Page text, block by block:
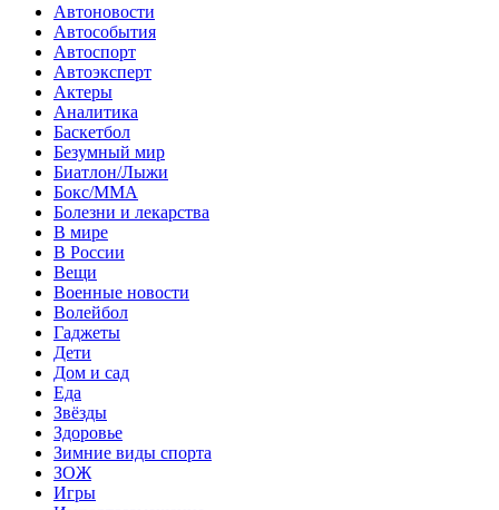
Автоновости
Автособытия
Автоспорт
Автоэксперт
Актеры
Аналитика
Баскетбол
Безумный мир
Биатлон/Лыжи
Бокс/MMA
Болезни и лекарства
В мире
В России
Вещи
Военные новости
Волейбол
Гаджеты
Дети
Дом и сад
Еда
Звёзды
Здоровье
Зимние виды спорта
ЗОЖ
Игры